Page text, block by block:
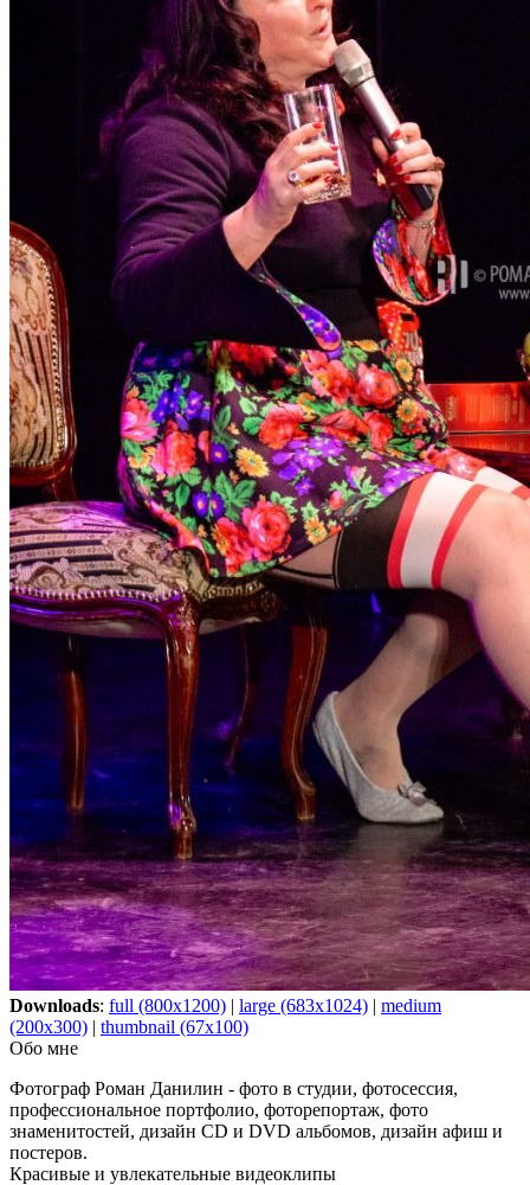
Downloads: full (800x1200) | large (683x1024) | medium
(200x300) | thumbnail (67x100)
Обо мне
Фотограф Роман Данилин - фото в студии, фотосессия,
профессиональное портфолио, фоторепортаж, фото
знаменитостей, дизайн CD и DVD альбомов, дизайн афиш и
постеров.
Красивые и увлекательные видеоклипы